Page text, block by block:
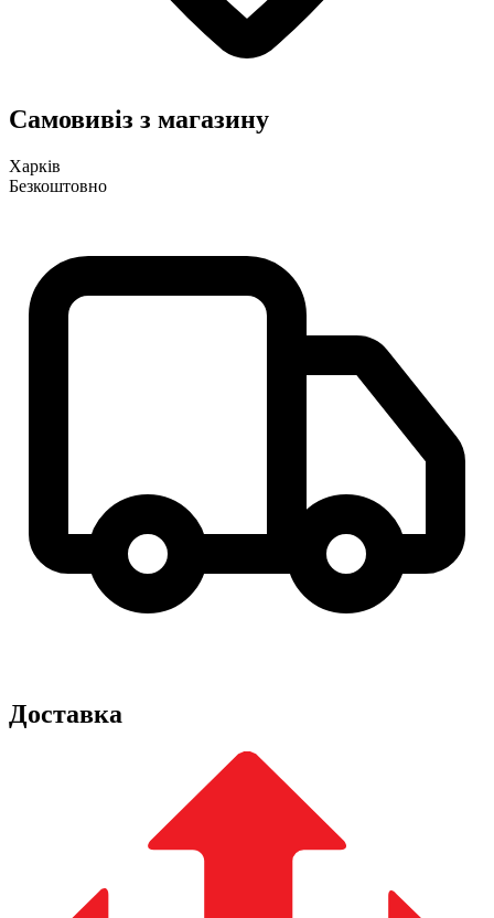
Самовивіз з магазину
Харків
Безкоштовно
Доставка